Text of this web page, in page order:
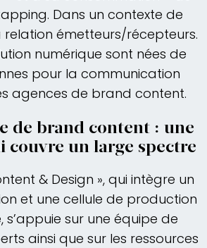
Dans un contexte de
émetteurs/récepteurs.
numérique sont nées de
pour la communication
agences de brand content.
de brand content : une
couvre un large spectre
& Design », qui intègre un
et une cellule de production
s’appuie sur une équipe de
ainsi que sur les ressources